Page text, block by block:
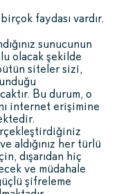
faydası vardır.
sunucunun
olacak şekilde
siteler sizi,
Bu durum, o
internet erişimine
aldığınız her türlü
dışarıdan hiç
ve müdahale
şifreleme